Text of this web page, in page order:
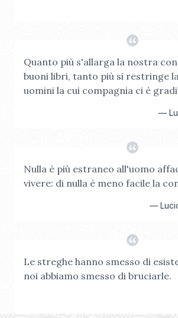
Quanto più s'allarga la nostra
buoni libri, tanto più si restringe
uomini la cui compagnia ci è
—
Nulla è più estraneo all'uomo
vivere: di nulla è meno facile la
—
Le streghe hanno smesso di
noi abbiamo smesso di bruciarle.